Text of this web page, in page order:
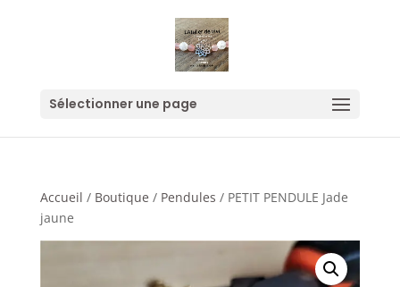
Sélectionner une page
Accueil / Boutique / Pendules / PETIT PENDULE Jade
jaune